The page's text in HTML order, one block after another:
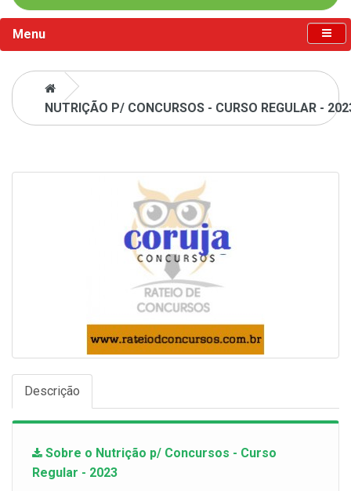
Menu
NUTRIÇÃO P/ CONCURSOS - CURSO REGULAR -
Descrição
Sobre o Nutrição p/ Concursos - Curso
Regular - 2023